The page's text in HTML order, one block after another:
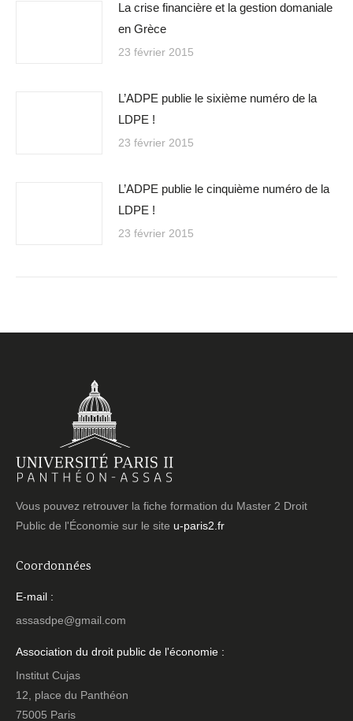
La crise financière et la gestion domaniale
en Grèce
23 février 2015
L’ADPE publie le sixième numéro de la
LDPE !
23 février 2015
L’ADPE publie le cinquième numéro de la
LDPE !
23 février 2015
Vous pouvez retrouver la fiche formation du Master 2 Droit
Public de l'Économie sur le site u-paris2.fr
Coordonnées
E-mail :
assasdpe@gmail.com
Association du droit public de l'économie :
Institut Cujas
12, place du Panthéon
75005 Paris